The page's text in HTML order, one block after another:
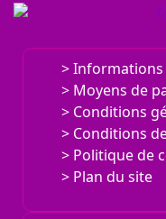
Informations
Moyens de
Conditions
Conditions
Politique de
Plan du site